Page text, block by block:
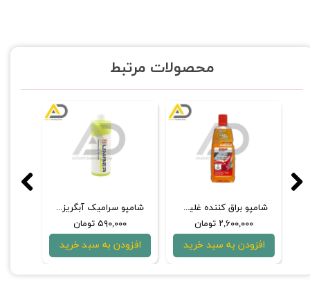
محصولات مرتبط
شامپو سرامیک آبگریز کننده 1 لیتری هامبر
۵۹۰,۰۰۰ تومان
افزودن به سبد خرید
شامپو براق کننده غلیظ یک لیتری سوناکس
۲,۶۰۰,۰۰۰ تومان
افزودن به سبد خرید